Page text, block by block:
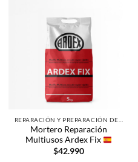
Mortero Reparación
Multiusos Ardex Fix
$42.990